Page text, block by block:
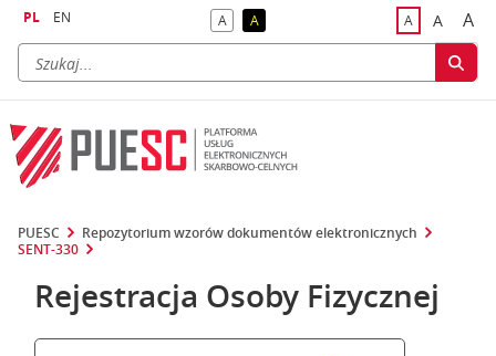
PL EN Akontrast domyślny
Akontrast żółty tekst na czarnym tle
Adomyślna
A A
PUESC
Repozytorium wzorów dokumentów elektronicznych
SENT-330
Rejestracja Osoby Fizycznej